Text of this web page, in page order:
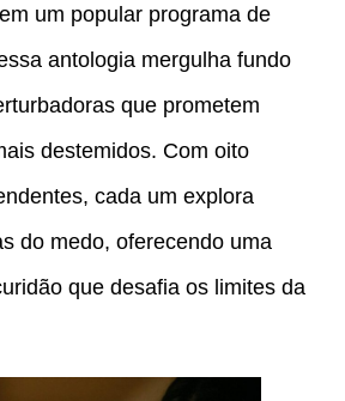
um popular programa de
antologia mergulha fundo
que prometem
destemidos. Com oito
cada um explora
do medo, oferecendo uma
que desafia os limites da